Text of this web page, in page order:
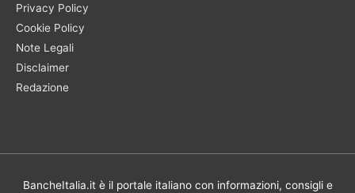
Privacy Policy
Cookie Policy
Note Legali
Disclaimer
Redazione
BancheItalia.it è il portale italiano con informazioni, consigli e